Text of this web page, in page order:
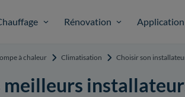
Rénovation Application
à chaleur Climatisation Choisir son
meilleurs